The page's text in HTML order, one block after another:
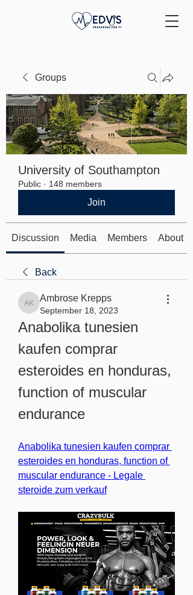
Groups
University of Southampton
Public · 148 members
Join
Discussion Media Members About
Back
Ambrose Krepps
Ambrose Krepps
September 18, 2023
Anabolika tunesien
kaufen comprar
esteroides en honduras,
function of muscular
endurance
Anabolika tunesien kaufen comprar
esteroides en honduras, function of
muscular endurance - Legale
steroide zum verkauf